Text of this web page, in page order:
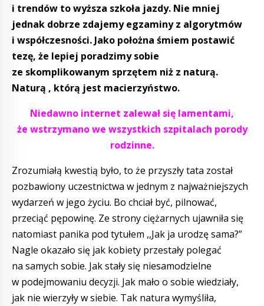
i trendów to wyższa szkoła jazdy. Nie mniej
jednak dobrze zdajemy egzaminy z algorytmów
i współczesności. Jako położna śmiem postawić
tezę, że lepiej poradzimy sobie
ze skomplikowanym sprzętem niż z naturą.
Naturą , którą jest macierzyństwo.
Niedawno internet zalewał się lamentami,
że wstrzymano we wszystkich szpitalach porody
rodzinne.
Zrozumiałą kwestią było, to że przyszły tata został
pozbawiony uczestnictwa w jednym z najważniejszych
wydarzeń w jego życiu. Bo chciał być, pilnować,
przeciąć pępowinę. Ze strony ciężarnych ujawniła się
natomiast panika pod tytułem ,,Jak ja urodzę sama?”
Nagle okazało się jak kobiety przestały polegać
na samych sobie. Jak stały się niesamodzielne
w podejmowaniu decyzji. Jak mało o sobie wiedziały,
jak nie wierzyły w siebie. Tak natura wymyśliła,